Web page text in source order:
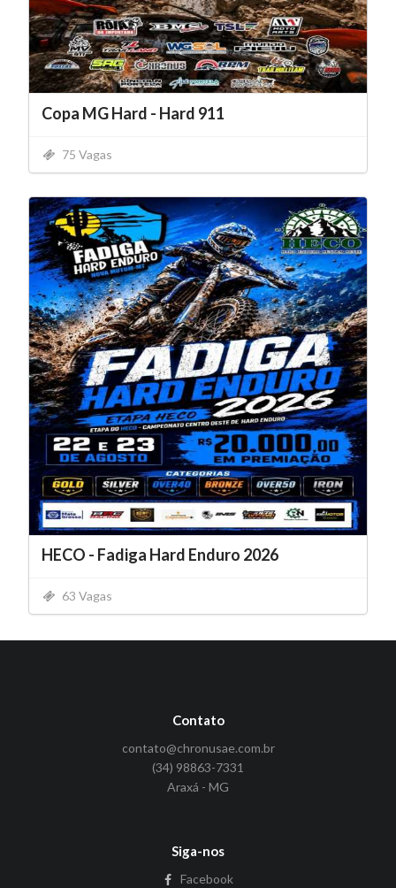
Copa MG Hard - Hard 911
75 Vagas
HECO - Fadiga Hard Enduro 2026
63 Vagas
Contato
contato@chronusae.com.br
(34) 98863-7331
Araxá - MG
Siga-nos
Facebook